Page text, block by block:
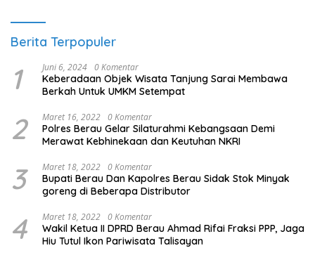
Berita Terpopuler
1 Juni 6, 2024 0 Komentar
Keberadaan Objek Wisata Tanjung Sarai Membawa
Berkah Untuk UMKM Setempat
2 Maret 16, 2022 0 Komentar
Polres Berau Gelar Silaturahmi Kebangsaan Demi
Merawat Kebhinekaan dan Keutuhan NKRI
3 Maret 18, 2022 0 Komentar
Bupati Berau Dan Kapolres Berau Sidak Stok Minyak
goreng di Beberapa Distributor
4 Maret 18, 2022 0 Komentar
Wakil Ketua II DPRD Berau Ahmad Rifai Fraksi PPP, Jaga
Hiu Tutul Ikon Pariwisata Talisayan